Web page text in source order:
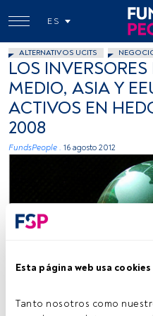
Esta página web usa cookies
Tanto nosotros como
ES
ALTERNATIVOS UCITS
LOS
MEDIO, ASIA Y
ACTIVOS EN
2008
FundsPeople . 16 agosto 2012
HipolitoLuiz, Flickr Creative